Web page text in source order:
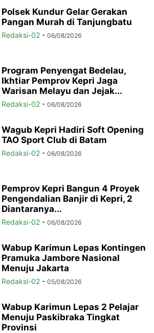
Polsek Kundur Gelar Gerakan
Pangan Murah di Tanjungbatu
Redaksi-02 - 06/08/2026
Program Penyengat Bedelau,
Ikhtiar Pemprov Kepri Jaga
Warisan Melayu dan Jejak...
Redaksi-02 - 06/08/2026
Wagub Kepri Hadiri Soft Opening
TAO Sport Club di Batam
Redaksi-02 - 06/08/2026
Pemprov Kepri Bangun 4 Proyek
Pengendalian Banjir di Kepri, 2
Diantaranya...
Redaksi-02 - 06/08/2026
Wabup Karimun Lepas Kontingen
Pramuka Jambore Nasional
Menuju Jakarta
Redaksi-02 - 05/08/2026
Wabup Karimun Lepas 2 Pelajar
Menuju Paskibraka Tingkat
Provinsi